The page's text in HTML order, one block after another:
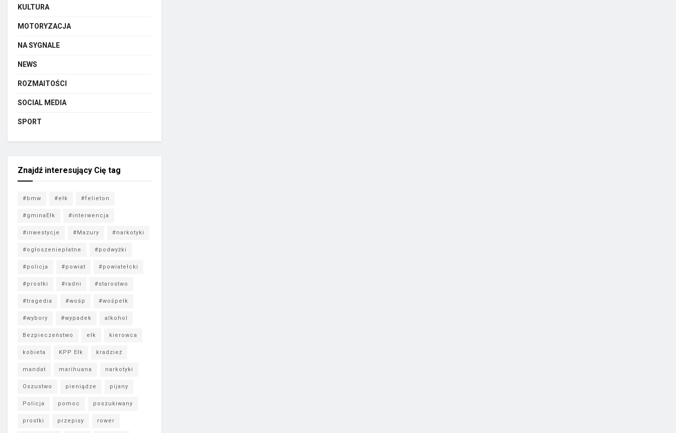
KULTURA
MOTORYZACJA
NA SYGNALE
NEWS
ROZMAITOŚCI
SOCIAL MEDIA
SPORT
Znajdź interesujący Cię tag
#bmw #ełk #felieton
#gminaEłk #interwencja
#inwestycje #Mazury #narkotyki
#ogłoszeniepłatne #podwyżki
#policja #powiat #powiatełcki
#prostki #radni #starostwo
#tragedia #wośp #wośpełk
#wybory #wypadek alkohol
Bezpieczeństwo ełk kierowca
kobieta KPP Ełk kradzież
mandat marihuana narkotyki
Oszustwo pieniądze pijany
Policja pomoc poszukiwany
prostki przepisy rower